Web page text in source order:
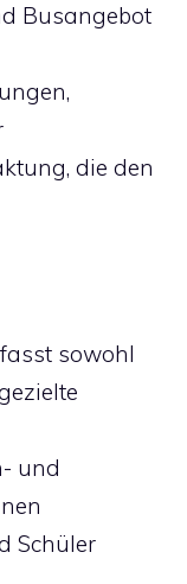
Busangebot
die den
sowohl
und
Schüler